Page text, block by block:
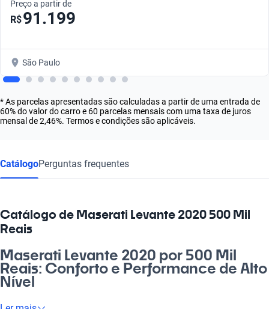
Preço a partir de
R$91.199
São Paulo
* As parcelas apresentadas são calculadas a partir de uma entrada de
60% do valor do carro e 60 parcelas mensais com uma taxa de juros
mensal de 2,46%. Termos e condições são aplicáveis.
CatálogoPerguntas frequentes
Catálogo de Maserati Levante 2020 500 Mil
Reais
Maserati Levante 2020 por 500 Mil
Reais: Conforto e Performance de Alto
Nível
Se você está buscando por emoção e exclusividade, o Maserati